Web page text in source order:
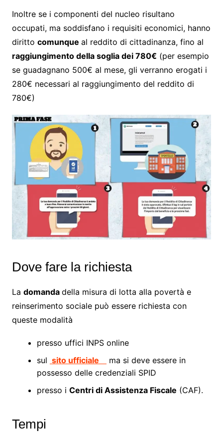
Inoltre se i componenti del nucleo risultano
occupati, ma soddisfano i requisiti economici, hanno
diritto comunque al reddito di cittadinanza, fino al
raggiungimento della soglia dei 780€ (per esempio
se guadagnano 500€ al mese, gli verranno erogati i
280€ necessari al raggiungimento del reddito di
780€)
Dove fare la richiesta
La domanda della misura di lotta alla povertà e
reinserimento sociale può essere richiesta con
queste modalità
presso uffici INPS online
sul sito ufficiale
ma si deve essere in
possesso delle credenziali SPID
presso i Centri di Assistenza Fiscale (CAF).
Tempi